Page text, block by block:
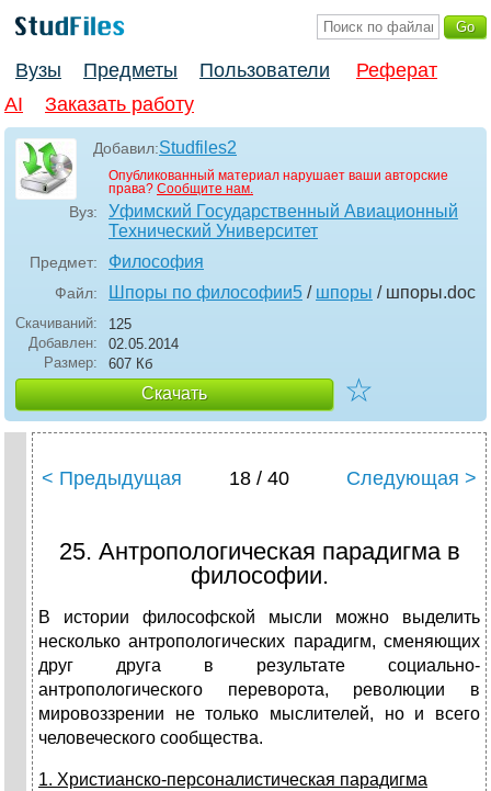
Вузы Предметы Пользователи
Реферат
AI
Заказать работу
Добавил:Studfiles2
Опубликованный материал нарушает ваши авторские
права? Сообщите нам.
Вуз:
Уфимский Государственный Авиационный
Технический Университет
Предмет: Философия
Файл: Шпоры по философии5 / шпоры / шпоры.doc
Скачиваний:
125
Добавлен:
02.05.2014
Размер:
607 Кб
Скачать ☆
< Предыдущая 18 / 40 Следующая >
25. Антропологическая парадигма в
философии.
В истории философской мысли можно выделить
несколько антропологических парадигм, сменяющих
друг друга в результате социально-
антропологического переворота, революции в
мировоззрении не только мыслителей, но и всего
человеческого сообщества.
1. Христианско-персоналистическая парадигма